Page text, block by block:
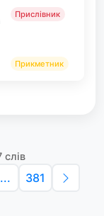
Прислівник
Прикметник
слів
... 381